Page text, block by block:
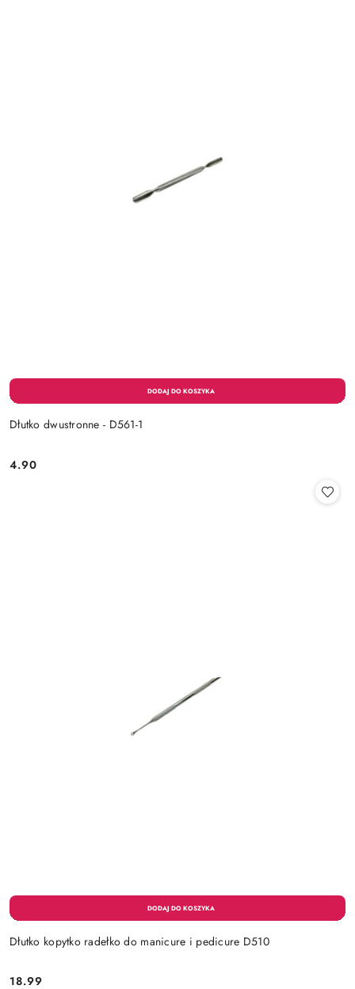
Dłutko dwustronne - D561-1
Cena:
4.90
Dłutko kopytko radełko do manicure i pedicure D510
18.99